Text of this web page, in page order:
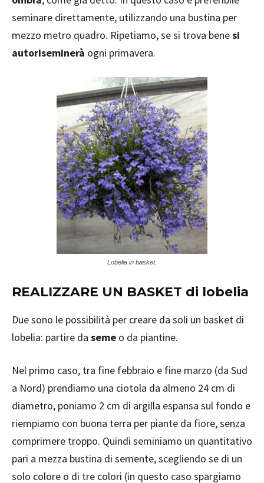
seminare direttamente, utilizzando una bustina per
mezzo metro quadro. Ripetiamo, se si trova benesi
autoriseminerà ogni primavera.
Lobelia in basket.
REALIZZARE UN BASKET di lobelia
Due sono le possibilità per creare da soli un basket di
lobelia: partire da seme o da piantine.
Nel primo caso, tra fine febbraio e fine marzo (da Sud
a Nord) prendiamo una ciotola da almeno 24 cm di
diametro, poniamo 2 cm di argilla espansa sul fondo e
riempiamo con buona terra per piante da fiore, senza
comprimere troppo. Quindi seminiamo un quantitativo
pari a mezza bustina di semente, scegliendo se di un
solo colore o di tre colori (in questo caso spargiamo